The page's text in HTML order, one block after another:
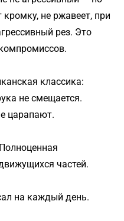
не ржавеет, при
рез. Это
классика:
не смещается.
царапают.
частей.
на каждый день.